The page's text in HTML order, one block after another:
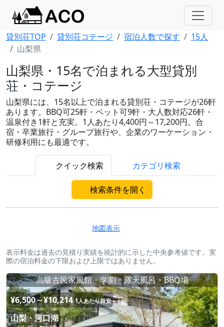
貸別荘TOP 貸別荘コテージ 宿泊人数で探す
15人
山梨県
山梨県・15名で泊まれる大型貸別
荘・コテージ
山梨県には、15名以上で泊まれる貸別荘・コテージが26軒
あります。BBQ可25軒・ペット可9軒・大人数対応26軒・
温泉付き1軒と充実。1人あたり4,400円～17,200円。合
宿・卒業旅行・グループ旅行や、企業のワーケーション・
研修利用にも最適です。
クイック検索 カテゴリ検索
検索条件を開く
地図表示
表示料金は過去の見積り実績を統計的に示した中央参考値です。実
際の宿泊料金の下限および上限ではありません。
高級古民家風館・学割・露天風呂・BBQ場
¥6,500～¥10,214 1人あたり目安
山梨・河口湖